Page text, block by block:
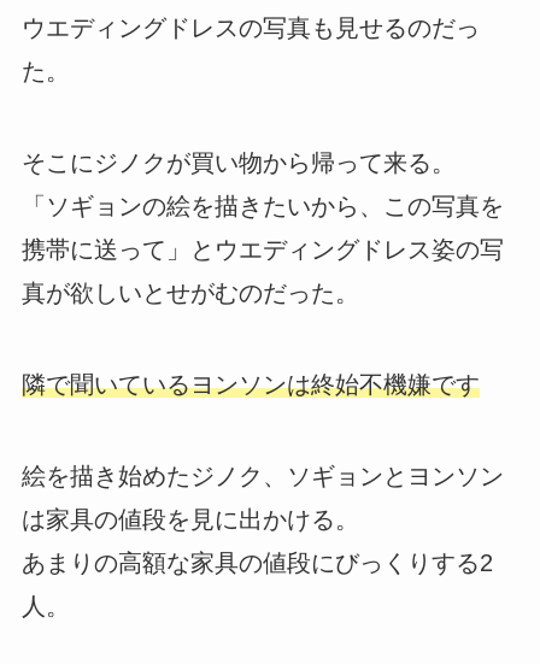
ウエディングドレスの写真も見せるのだっ
た。
そこにジノクが買い物から帰って来る。
「ソギョンの絵を描きたいから、この写真を
携帯に送って」とウエディングドレス姿の写
真が欲しいとせがむのだった。
隣で聞いているヨンソンは終始不機嫌です
絵を描き始めたジノク、ソギョンとヨンソン
は家具の値段を見に出かける。
あまりの高額な家具の値段にびっくりする2
人。